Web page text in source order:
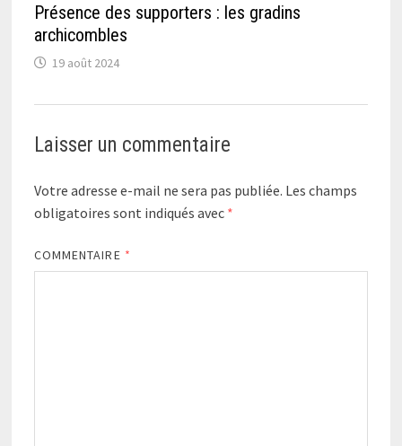
Présence des supporters : les gradins
archicombles
19 août 2024
Laisser un commentaire
Votre adresse e-mail ne sera pas publiée. Les champs
obligatoires sont indiqués avec *
COMMENTAIRE *